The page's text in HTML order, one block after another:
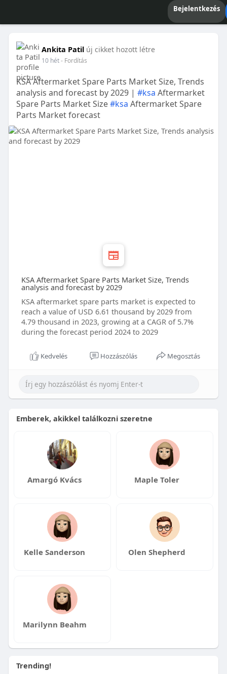
Bejelentkezés
Ankita Patil új cikket hozott létre
10 hét- Fordítás
KSA Aftermarket Spare Parts Market Size, Trends
analysis and forecast by 2029 | #ksa Aftermarket
Spare Parts Market Size#ksa Aftermarket Spare
Parts Market forecast
KSA Aftermarket Spare Parts Market Size, Trends
analysis and forecast by 2029
KSA aftermarket spare parts market is expected to
reach a value of USD 6.61 thousand by 2029 from
4.79 thousand in 2023, growing at a CAGR of 5.7%
during the forecast period 2024 to 2029
Kedvelés Hozzászólás Megosztás
Emberek, akikkel találkozni szeretne
Amargó Kvács Maple Toler
Kelle Sanderson Olen Shepherd
Marilynn Beahm
Trending!